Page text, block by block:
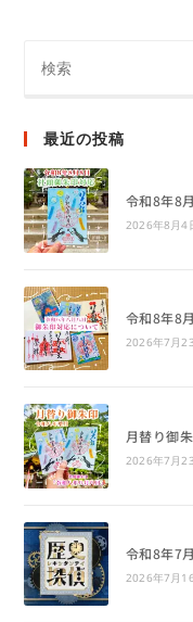
最近の投稿
令和8年8
2026年8月4
令和8年8
2026年7月
月替り御
2026年7月
令和8年7
2026年7月